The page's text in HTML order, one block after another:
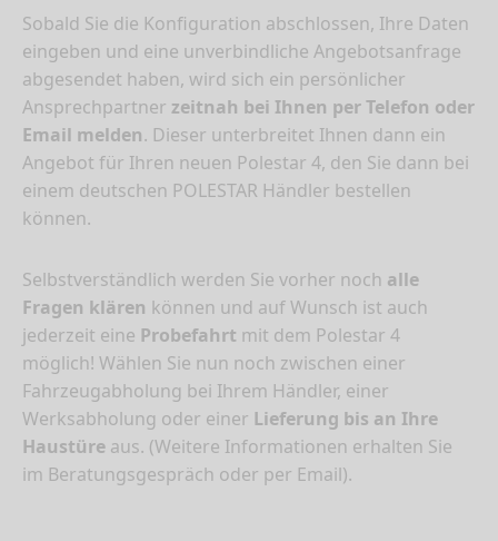
Sobald Sie die Konfiguration abschlossen, Ihre Daten
eingeben und eine unverbindliche Angebotsanfrage
abgesendet haben, wird sich ein persönlicher
Ansprechpartner zeitnah bei Ihnen per Telefon oder
Email melden. Dieser unterbreitet Ihnen dann ein
Angebot für Ihren neuen Polestar 4, den Sie dann bei
einem deutschen POLESTAR Händler bestellen
können.
Selbstverständlich werden Sie vorher noch alle
Fragen klären können und auf Wunsch ist auch
jederzeit eine Probefahrt mit dem Polestar 4
möglich! Wählen Sie nun noch zwischen einer
Fahrzeugabholung bei Ihrem Händler, einer
Werksabholung oder einer Lieferung bis an Ihre
Haustüre aus. (Weitere Informationen erhalten Sie
im Beratungsgespräch oder per Email).